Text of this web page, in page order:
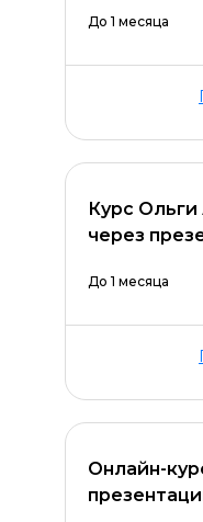
До 1 месяца
Курс
через
До 1 месяца
Онлайн-